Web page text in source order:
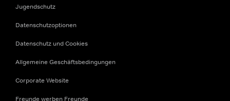
Jugendschutz
Datenschutzoptionen
Datenschutz und Cookies
Allgemeine Geschäftsbedingungen
Corporate Website
Freunde werben Freunde